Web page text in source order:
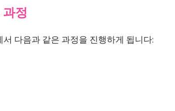
정
다음과 같은 과정을 진행하게 됩니다: